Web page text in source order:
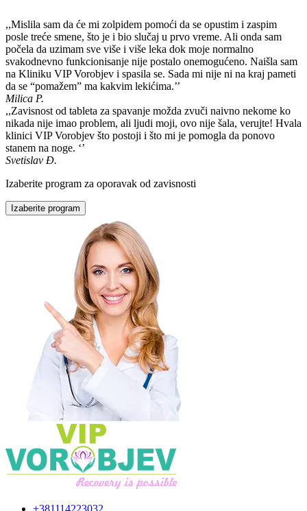
,,Mislila sam da će mi zolpidem pomoći da se opustim i zaspim
posle treće smene, što je i bio slučaj u prvo vreme. Ali onda sam
počela da uzimam sve više i više leka dok moje normalno
svakodnevno funkcionisanje nije postalo onemogućeno. Naišla sam
na Kliniku VIP Vorobjev i spasila se. Sada mi nije ni na kraj pameti
da se “pomažem” ma kakvim lekićima.’’
Milica P.
,,Zavisnost od tableta za spavanje možda zvuči naivno nekome ko
nikada nije imao problem, ali ljudi moji, ovo nije šala, verujte! Hvala
klinici VIP Vorobjev što postoji i što mi je pomogla da ponovo
stanem na noge. ‘’
Svetislav Đ.
Izaberite program za oporavak od zavisnosti
Izaberite program
+381114223032